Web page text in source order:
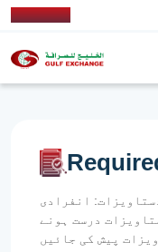
انفرادی
درست ہونے